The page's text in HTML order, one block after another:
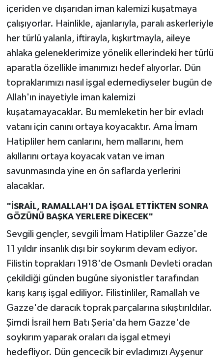
içeriden ve dışarıdan iman kalemizi kuşatmaya
çalışıyorlar. Hainlikle, ajanlarıyla, paralı askerleriyle
her türlü yalanla, iftirayla, kışkırtmayla, aileye
ahlaka geleneklerimize yönelik ellerindeki her türlü
aparatla özellikle imanımızı hedef alıyorlar. Dün
topraklarımızı nasıl işgal edemediyseler bugün de
Allah'ın inayetiyle iman kalemizi
kuşatamayacaklar. Bu memleketin her bir evladı
vatanı için canını ortaya koyacaktır. Ama İmam
Hatipliler hem canlarını, hem mallarını, hem
akıllarını ortaya koyacak vatan ve iman
savunmasında yine en ön saflarda yerlerini
alacaklar.
"İSRAİL, RAMALLAH'I DA İŞGAL ETTİKTEN SONRA
GÖZÜNÜ BAŞKA YERLERE DİKECEK"
Sevgili gençler, sevgili İmam Hatipliler Gazze'de
11 yıldır insanlık dışı bir soykırım devam ediyor.
Filistin toprakları 1918'de Osmanlı Devleti oradan
çekildiği günden bugüne siyonistler tarafından
karış karış işgal ediliyor. Filistinliler, Ramallah ve
Gazze'de daracık toprak parçalarına sıkıştırıldılar.
Şimdi İsrail hem Batı Şeria'da hem Gazze'de
soykırım yaparak oraları da işgal etmeyi
hedefliyor. Dün gencecik bir evladımızı Ayşenur